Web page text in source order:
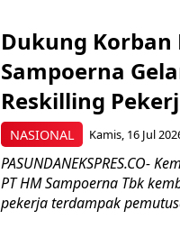
NASIONAL
Dukung Korban
Sampoerna
Reskilling
Kamis, 16 Jul
PASUNDANEKSPRES.CO-
PT HM Sampoerna Tbk
pekerja terdampak